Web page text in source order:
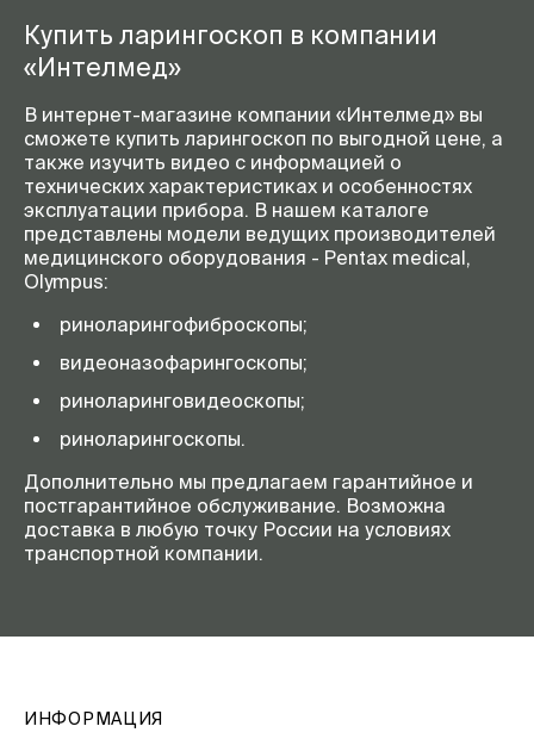
Купить ларингоскоп в компании
«Интелмед»
В интернет-магазине компании «Интелмед» вы
сможете купить ларингоскоп по выгодной цене, а
также изучить видео с информацией о
технических характеристиках и особенностях
эксплуатации прибора. В нашем каталоге
представлены модели ведущих производителей
медицинского оборудования - Pentax medical,
Olympus:
риноларингофиброскопы;
видеоназофарингоскопы;
риноларинговидеоскопы;
риноларингоскопы.
Дополнительно мы предлагаем гарантийное и
постгарантийное обслуживание. Возможна
доставка в любую точку России на условиях
транспортной компании.
ИНФОРМАЦИЯ